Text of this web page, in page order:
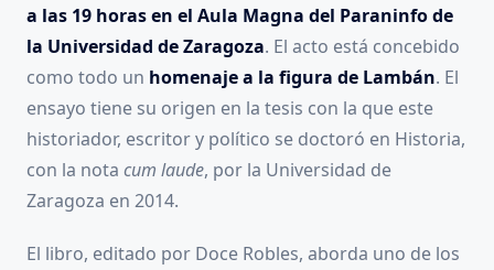
a las 19 horas en el Aula Magna del Paraninfo de
la Universidad de Zaragoza. El acto está concebido
como todo un homenaje a la figura de Lambán. El
ensayo tiene su origen en la tesis con la que este
historiador, escritor y político se doctoró en Historia,
con la nota cum laude, por la Universidad de
Zaragoza en 2014.
El libro, editado por Doce Robles, aborda uno de los